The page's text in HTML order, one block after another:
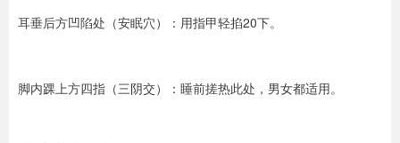
耳垂后方凹陷处（安眠穴）：用指甲轻掐20下。
脚内踝上方四指（三阴交）：睡前搓热此处，男女都适用。